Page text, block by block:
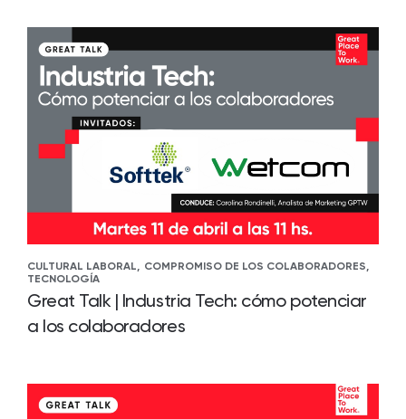
CULTURAL LABORAL, COMPROMISO DE LOS COLABORADORES,
TECNOLOGÍA
Great Talk | Industria Tech: cómo potenciar
a los colaboradores